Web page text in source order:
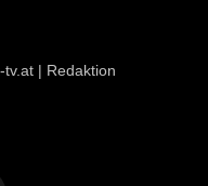
| Redaktion